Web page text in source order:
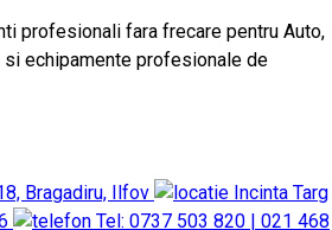
profesionali fara frecare pentru Auto,
si echipamente profesionale de
Bragadiru, Ilfov
Incinta Targ
Tel: 0737 503 820 | 021 468